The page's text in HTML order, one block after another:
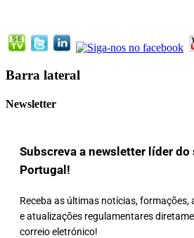
Barra lateral
Newsletter
Subscreva a newsletter líder
Portugal!
Receba as últimas notícias, formações,
e atualizações regulamentares
correio eletrónico!